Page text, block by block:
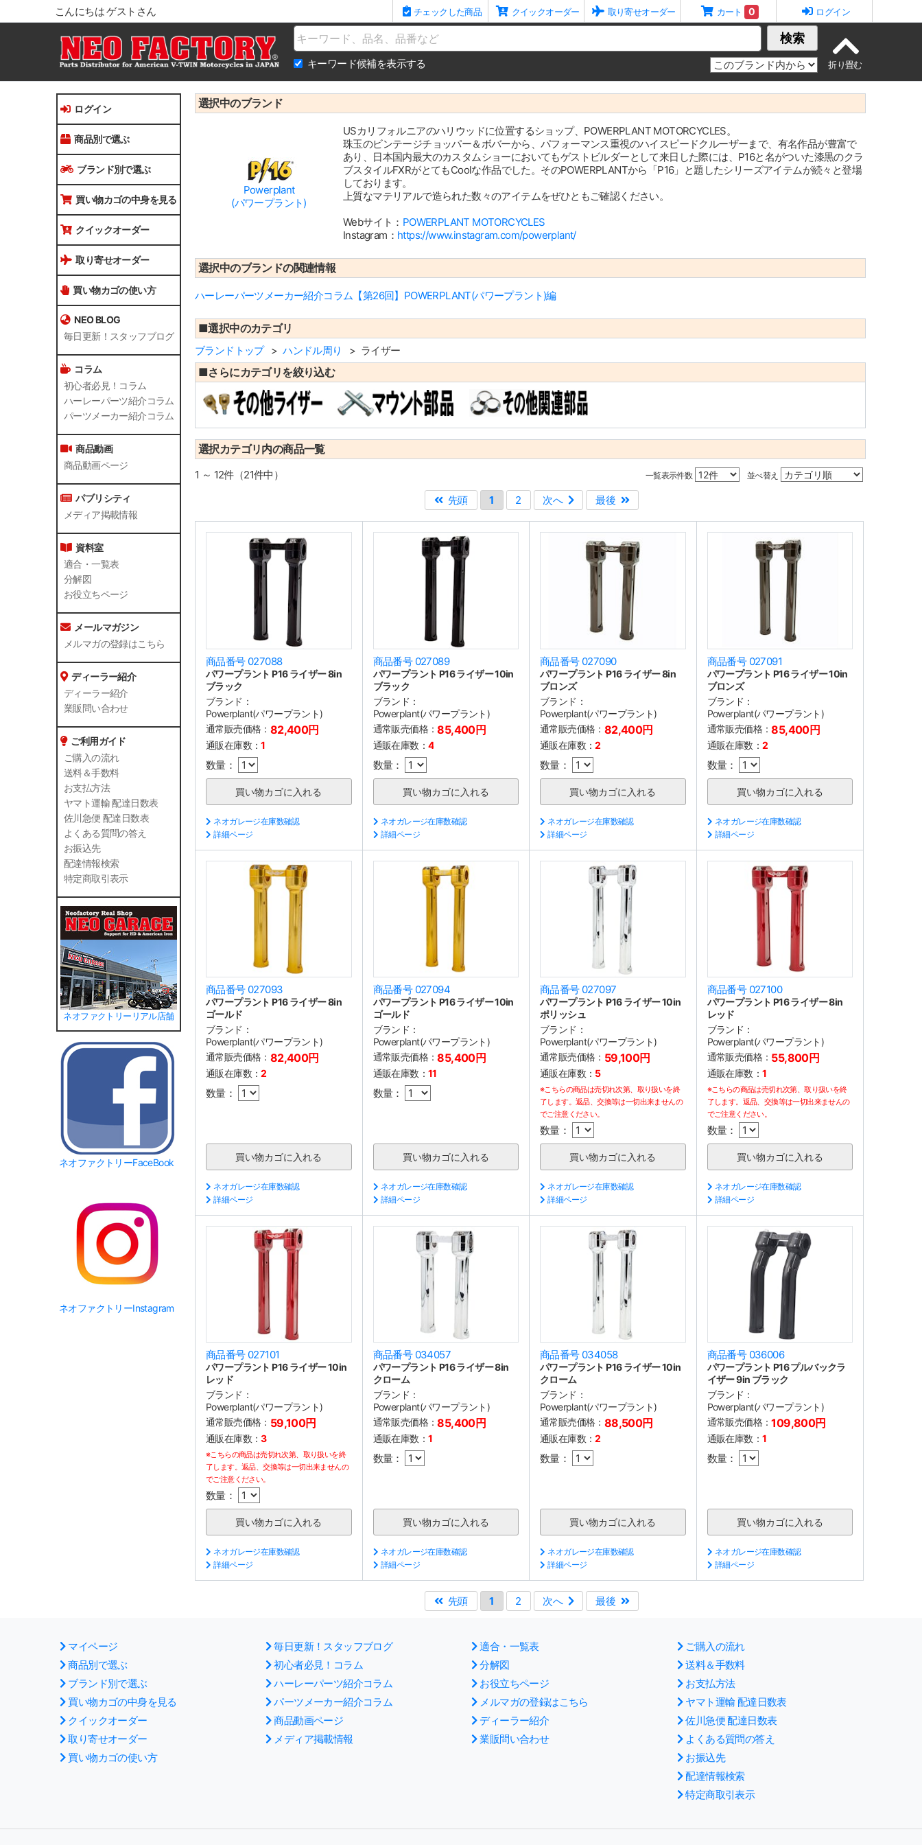
こんにちは ゲストさん チェックした商品 クイックオーダー 取り寄せオーダー カート 0 ログイン
Name 検索
キーワード候補を表示する
ログイン
商品別で選ぶ
ブランド別で選ぶ
買い物カゴの中身を見る
クイックオーダー
取り寄せオーダー
買い物カゴの使い方
NEO BLOG
毎日更新！スタッフブログ
コラム
初心者必見！コラム
ハーレーパーツ紹介コラム
パーツメーカー紹介コラム
商品動画
商品動画ページ
パブリシティ
メディア掲載情報
資料室
適合・一覧表
分解図
お役立ちページ
メールマガジン
メルマガの登録はこちら
ディーラー紹介
ディーラー紹介
業販問い合わせ
ご利用ガイド
ご購入の流れ
送料＆手数料
お支払方法
ヤマト運輸 配達日数表
佐川急便 配達日数表
よくある質問の答え
お振込先
配達情報検索
特定商取引表示
ネオファクトリーリアル店舗
ネオファクトリーFaceBook
ネオファクトリーInstagram
選択中のブランド
Powerplant
(パワープラント)
USカリフォルニアのハリウッドに位置するショップ、POWERPLANT MOTORCYCLES。
珠玉のビンテージチョッパー＆ボバーから、パフォーマンス重視のハイスピードクルーザーまで、有名作品が豊富で
あり、日本国内最大のカスタムショーにおいてもゲストビルダーとして来日した際には、P16と名がついた漆黒のクラ
ブスタイルFXRがとてもCoolな作品でした。そのPOWERPLANTから「P16」と題したシリーズアイテムが続々と登場
しております。
上質なマテリアルで造られた数々のアイテムをぜひともご確認ください。
Webサイト： POWERPLANT MOTORCYCLES
Instagram： https://www.instagram.com/powerplant/
選択中のブランドの関連情報
ハーレーパーツメーカー紹介コラム【第26回】POWERPLANT(パワープラント)編
■選択中のカテゴリ
ブランドトップ ハンドル周り ライザー
■さらにカテゴリを絞り込む
選択カテゴリ内の商品一覧
一覧表示件数 並べ替え
1 ～ 12件（21件中）
先頭
1 2 次へ 最後
商品番号 027088
パワープラント P16 ライザー 8in
ブラック
ブランド：
Powerplant(パワープラント)
通常販売価格： 82,400円
通販在庫数：1
数量：
ネオガレージ在庫数確認
詳細ページ
商品番号 027089
パワープラント P16 ライザー 10in
ブラック
ブランド：
Powerplant(パワープラント)
通常販売価格：85,400円
通販在庫数： 4
数量：
ネオガレージ在庫数確認
詳細ページ
商品番号 027090
パワープラント P16 ライザー 8in
ブロンズ
ブランド：
Powerplant(パワープラント)
通常販売価格： 82,400円
通販在庫数：2
数量：
ネオガレージ在庫数確認
詳細ページ
商品番号 027091
パワープラント P16 ライザー 10in
ブロンズ
ブランド：
Powerplant(パワープラント)
通常販売価格：85,400円
通販在庫数： 2
数量：
ネオガレージ在庫数確認
詳細ページ
商品番号 027093
パワープラント P16 ライザー 8in
ゴールド
ブランド：
Powerplant(パワープラント)
通常販売価格： 82,400円
通販在庫数：2
数量：
ネオガレージ在庫数確認
詳細ページ
商品番号 027094
パワープラント P16 ライザー 10in
ゴールド
ブランド：
Powerplant(パワープラント)
通常販売価格：85,400円
通販在庫数： 11
数量：
ネオガレージ在庫数確認
詳細ページ
商品番号 027097
パワープラント P16 ライザー 10in
ポリッシュ
ブランド：
Powerplant(パワープラント)
通常販売価格： 59,100円
通販在庫数： 5
※こちらの商品は売切れ次第、取り扱いを終
了します。返品、交換等は一切出来ませんの
でご注意ください。
数量：
ネオガレージ在庫数確認
詳細ページ
商品番号 027100
パワープラント P16 ライザー 8in
レッド
ブランド：
Powerplant(パワープラント)
通常販売価格： 55,800円
通販在庫数： 1
※こちらの商品は売切れ次第、取り扱いを終
了します。返品、交換等は一切出来ませんの
でご注意ください。
数量：
ネオガレージ在庫数確認
詳細ページ
商品番号 027101
パワープラント P16 ライザー 10in
レッド
ブランド：
Powerplant(パワープラント)
通常販売価格： 59,100円
通販在庫数：3
※こちらの商品は売切れ次第、取り扱いを終
了します。返品、交換等は一切出来ませんの
でご注意ください。
数量：
ネオガレージ在庫数確認
詳細ページ
商品番号 034057
パワープラント P16 ライザー 8in
クローム
ブランド：
Powerplant(パワープラント)
通常販売価格：85,400円
通販在庫数： 1
数量：
ネオガレージ在庫数確認
詳細ページ
商品番号 034058
パワープラント P16 ライザー 10in
クローム
ブランド：
Powerplant(パワープラント)
通常販売価格： 88,500円
通販在庫数：2
数量：
ネオガレージ在庫数確認
詳細ページ
商品番号 036006
パワープラント P16 プルバックラ
イザー 9in ブラック
ブランド：
Powerplant(パワープラント)
通常販売価格：109,800円
通販在庫数： 1
数量：
ネオガレージ在庫数確認
詳細ページ
先頭 1 2 次へ 最後
マイページ
商品別で選ぶ
ブランド別で選ぶ
買い物カゴの中身を見る
クイックオーダー
取り寄せオーダー
買い物カゴの使い方
毎日更新！スタッフブログ
初心者必見！コラム
ハーレーパーツ紹介コラム
パーツメーカー紹介コラム
商品動画ページ
メディア掲載情報
適合・一覧表
分解図
お役立ちページ
メルマガの登録はこちら
ディーラー紹介
業販問い合わせ
ご購入の流れ
送料＆手数料
お支払方法
ヤマト運輸 配達日数表
佐川急便 配達日数表
よくある質問の答え
お振込先
配達情報検索
特定商取引表示